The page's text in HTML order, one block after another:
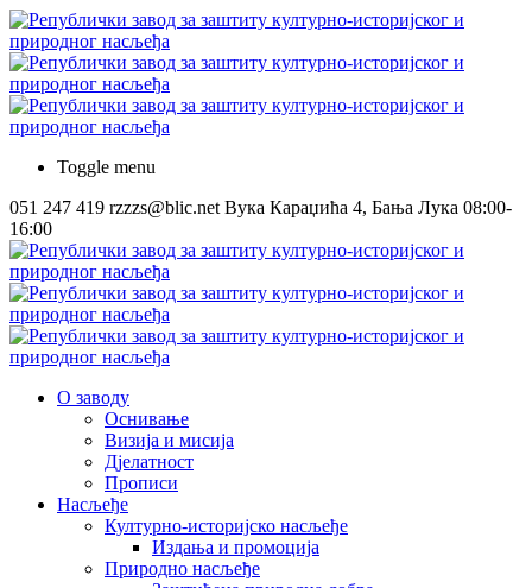
Toggle menu
051 247 419 rzzzs@blic.net Вука Караџића 4, Бања Лука 08:00-
16:00
О заводу
Оснивање
Визија и мисија
Дјелатност
Прописи
Насљеђе
Културно-историјско насљеђе
Издања и промоција
Природно насљеђе